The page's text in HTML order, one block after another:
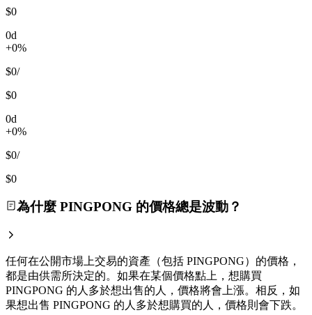
$0
0d
+0%
$0/
$0
0d
+0%
$0/
$0
為什麼 PINGPONG 的價格總是波動？
任何在公開市場上交易的資產（包括 PINGPONG）的價格，
都是由供需所決定的。如果在某個價格點上，想購買
PINGPONG 的人多於想出售的人，價格將會上漲。相反，如
果想出售 PINGPONG 的人多於想購買的人，價格則會下跌。